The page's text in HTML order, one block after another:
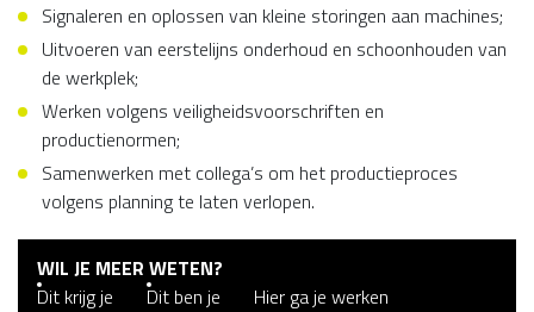
Signaleren en oplossen van kleine storingen aan machines;
Uitvoeren van eerstelijns onderhoud en schoonhouden van
de werkplek;
Werken volgens veiligheidsvoorschriften en
productienormen;
Samenwerken met collega’s om het productieproces
volgens planning te laten verlopen.
WIL JE MEER WETEN?
Dit krijg je
Dit ben je Hier ga je werken